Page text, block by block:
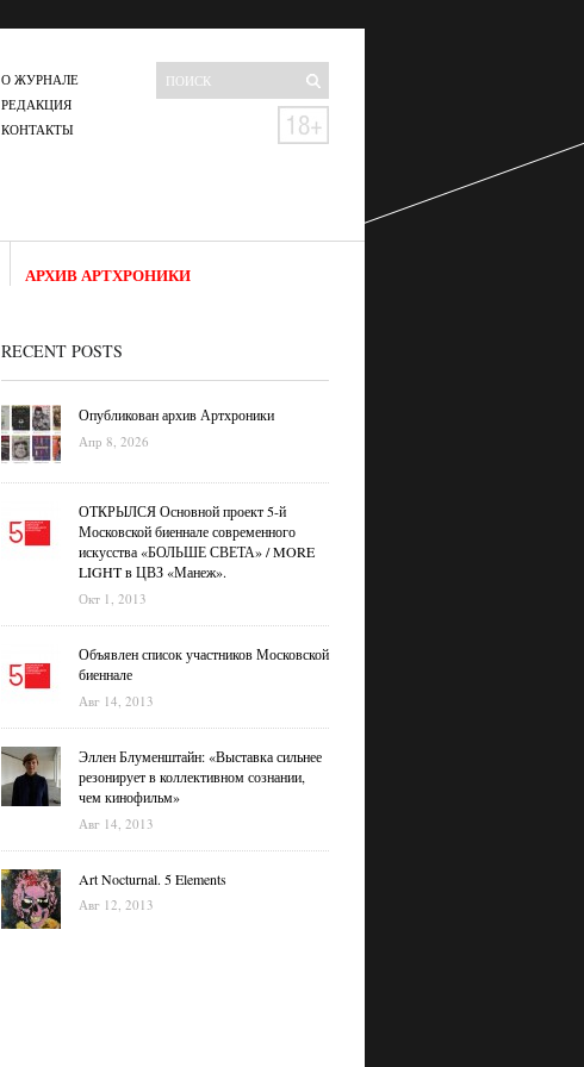
О ЖУРНАЛЕ
РЕДАКЦИЯ
КОНТАКТЫ
АРХИВ АРТХРОНИКИ
RECENT POSTS
Опубликован архив Артхроники
Апр 8, 2026
ОТКРЫЛСЯ Основной проект 5-й
Московской биеннале современного
искусства «БОЛЬШЕ СВЕТА» / MORE
LIGHT в ЦВЗ «Манеж».
Окт 1, 2013
Объявлен список участников Московской
биеннале
Авг 14, 2013
Эллен Блуменштайн: «Выставка сильнее
резонирует в коллективном сознании,
чем кинофильм»
Авг 14, 2013
Art Nocturnal. 5 Elements
Авг 12, 2013